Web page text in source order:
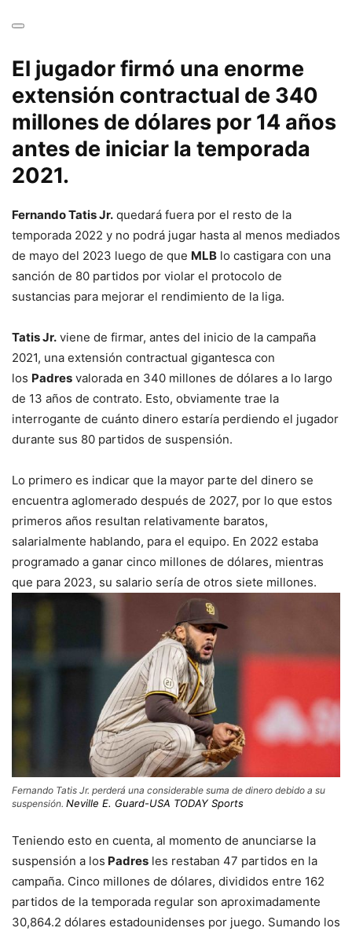
El jugador firmó una enorme
extensión contractual de 340
millones de dólares por 14 años
antes de iniciar la temporada
2021.
Fernando Tatis Jr. quedará fuera por el resto de la
temporada 2022 y no podrá jugar hasta al menos mediados
de mayo del 2023 luego de que MLB lo castigara con una
sanción de 80 partidos por violar el protocolo de
sustancias para mejorar el rendimiento de la liga.
Tatis Jr. viene de firmar, antes del inicio de la campaña
2021, una extensión contractual gigantesca con
los Padres valorada en 340 millones de dólares a lo largo
de 13 años de contrato. Esto, obviamente trae la
interrogante de cuánto dinero estaría perdiendo el jugador
durante sus 80 partidos de suspensión.
Lo primero es indicar que la mayor parte del dinero se
encuentra aglomerado después de 2027, por lo que estos
primeros años resultan relativamente baratos,
salarialmente hablando, para el equipo. En 2022 estaba
programado a ganar cinco millones de dólares, mientras
que para 2023, su salario sería de otros siete millones.
Fernando Tatis Jr. perderá una considerable suma de dinero debido a su
suspensión. Neville E. Guard-USA TODAY Sports
Teniendo esto en cuenta, al momento de anunciarse la
suspensión a los Padres les restaban 47 partidos en la
campaña. Cinco millones de dólares, divididos entre 162
partidos de la temporada regular son aproximadamente
30,864.2 dólares estadounidenses por juego. Sumando los